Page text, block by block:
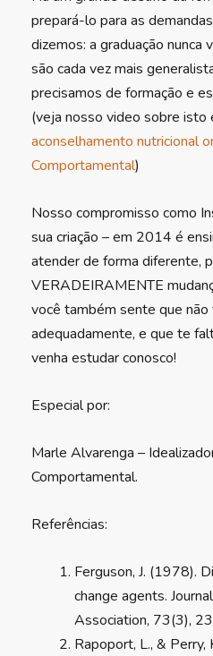
prepará-lo para as
dizemos: a graduação nunca
são cada vez mais
precisamos de formação e
(veja nosso video sobre isto
aconselhamento nutricional
Comportamental)
Nosso compromisso como
sua criação – em 2014 é
atender de forma diferente,
VERADEIRAMENTE
você também sente que não
adequadamente, e que te
venha estudar conosco!
Especial por:
Marle Alvarenga –
Comportamental.
Referências:
Ferguson, J. (1978).
change agents.
Association, 73(3),
Rapoport, L., &